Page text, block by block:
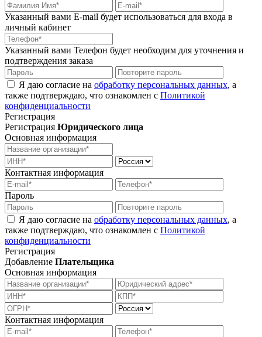
Указанный вами E-mail будет использоваться для входа в
личный кабинет
Указанный вами Телефон будет необходим для уточнения и
подтверждения заказа
Я даю согласие на обработку персональных данных, а
также подтверждаю, что ознакомлен с Политикой
конфиденциальности
Регистрация
Регистрация Юридического лица
Основная информация
Контактная информация
Пароль
Я даю согласие на обработку персональных данных, а
также подтверждаю, что ознакомлен с Политикой
конфиденциальности
Регистрация
Добавление Плательщика
Основная информация
Контактная информация